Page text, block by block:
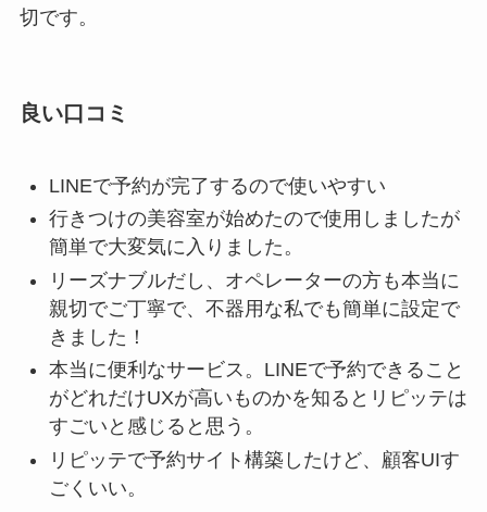
切です。
良い口コミ
LINEで予約が完了するので使いやすい
行きつけの美容室が始めたので使用しましたが
簡単で大変気に入りました。
リーズナブルだし、オペレーターの方も本当に
親切でご丁寧で、不器用な私でも簡単に設定で
きました！
本当に便利なサービス。LINEで予約できること
がどれだけUXが高いものかを知るとリピッテは
すごいと感じると思う。
リピッテで予約サイト構築したけど、顧客UIす
ごくいい。